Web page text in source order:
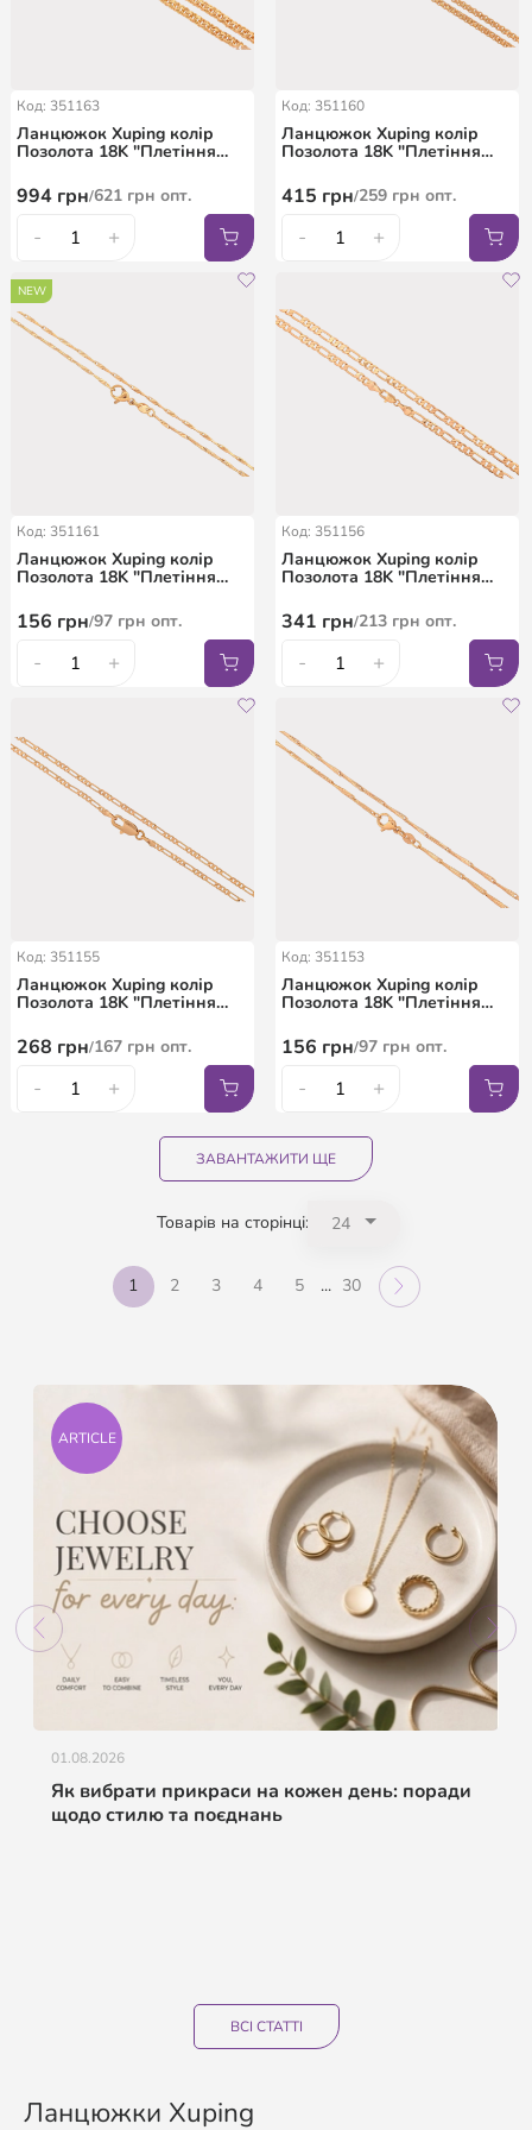
Код: 351163
Ланцюжок Xuping колір
Позолота 18K "Плетіння
6мм
994 грн/621 грн опт.
- +
Код: 351160
Ланцюжок Xuping колір
Позолота 18K "Плетіння
довжина 45см х 4мм
415 грн/259 грн опт.
- +
NEW
Код: 351161
Ланцюжок Xuping колір
Позолота 18K "Плетіння
45см х 1.5мм
156 грн/97 грн опт.
- +
Код: 351156
Ланцюжок Xuping колір
Позолота 18K "Плетіння
4мм
341 грн/213 грн опт.
- +
Код: 351155
Ланцюжок Xuping колір
Позолота 18K "Плетіння
2мм
268 грн/167 грн опт.
- +
Код: 351153
Ланцюжок Xuping колір
Позолота 18K "Плетіння
46см х 2мм
156 грн/97 грн опт.
- +
ЗАВАНТАЖИТИ ЩЕ
Товарів на сторінці:
1 2 3 4 5 ... 30
ARTICLE
01.08.2026
Як вибрати прикраси на кожен день: поради
щодо стилю та поєднань
ВСІ СТАТТІ
Ланцюжки Xuping